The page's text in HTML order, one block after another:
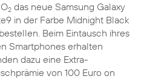
2das neue Samsung Galaxy
in der Farbe Midnight Black
Beim Eintausch ihres
Smartphones erhalten
dazu eine Extra-
von 100 Euro on